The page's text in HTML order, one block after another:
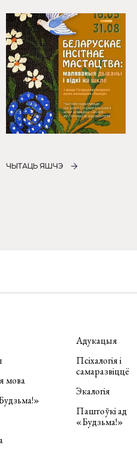
ЧЫТАЦЬ ЯШЧЭ
мова
Адукацыя
Псіхалогія і
самаразвіццё
Экалогія
Паштоўкі ад
«Будзьма!»